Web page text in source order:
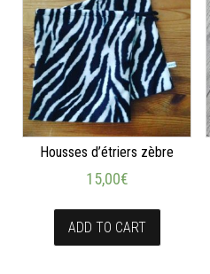
Housses d’étriers zèbre
15,00€
ADD TO CART